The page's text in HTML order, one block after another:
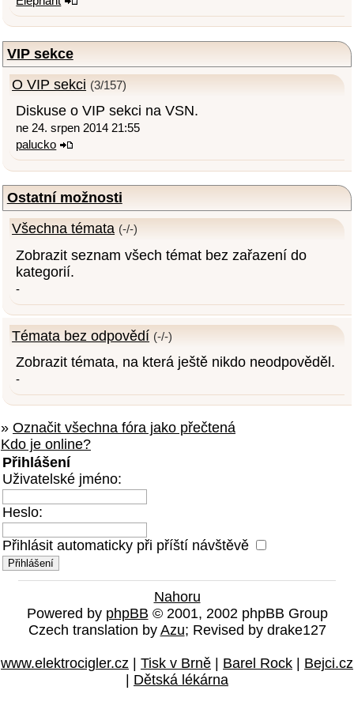
VIP sekce
O VIP sekci (3/157)
Diskuse o VIP sekci na VSN.
ne 24. srpen 2014 21:55
palucko
Ostatní možnosti
Všechna témata (-/-)
Zobrazit seznam všech témat bez zařazení do
kategorií.
-
Témata bez odpovědí (-/-)
Zobrazit témata, na která ještě nikdo neodpověděl.
-
» Označit všechna fóra jako přečtená
Kdo je online?
Přihlášení
Uživatelské jméno:
Heslo:
Přihlásit automaticky při příští návštěvě
Nahoru
Powered by phpBB © 2001, 2002 phpBB Group
Czech translation by Azu; Revised by drake127
www.elektrocigler.cz | Tisk v Brně | Barel Rock | Bejci.cz
| Dětská lékárna